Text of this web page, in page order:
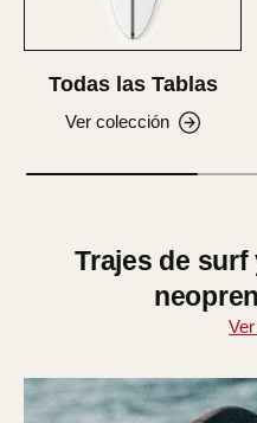
Todas las Tablas
Ver colección
Trajes de